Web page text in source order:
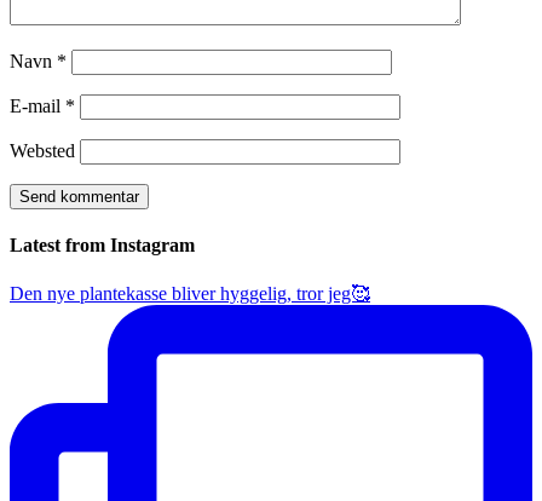
Navn *
E-mail *
Websted
Latest from Instagram
Den nye plantekasse bliver hyggelig, tror jeg🥰